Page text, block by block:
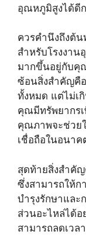
อุณหภูมิสูงได้ดี
ควรคำนึงถึงต้น
สำหรับโรงงา
มากขึ้นอยู่กับคุ
ซ้อนสิ่งสำคัญคื
ทั้งหมด แต่ไม่เ
คุณมีทรัพยากร
คุณภาพจะช่วย
เชื่อถือในอนาค
สุดท้ายสิ่งสำคัญ
ซึ่งสามารถให้ก
บำรุงรักษาและ
ส่วนอะไหล่ได้อ
สามารถลดเวล